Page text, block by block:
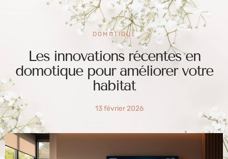
DOMOTIQUE
Les innovations récentes en
domotique pour améliorer votre
habitat
13 février 2026